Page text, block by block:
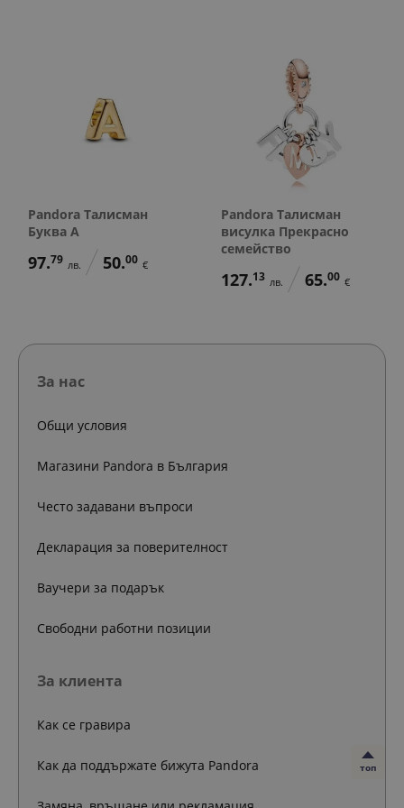
Pandora Талисман
Буква А
97.79 лв. 50.00 €
Pandora Талисман
висулка Прекрасно
семейство
127.13 лв. 65.00 €
топ
За нас
Общи условия
Магазини Pandora в България
Често задавани въпроси
Декларация за поверителност
Ваучери за подарък
Свободни работни позиции
За клиента
Как се гравира
Как да поддържате бижута Pandora